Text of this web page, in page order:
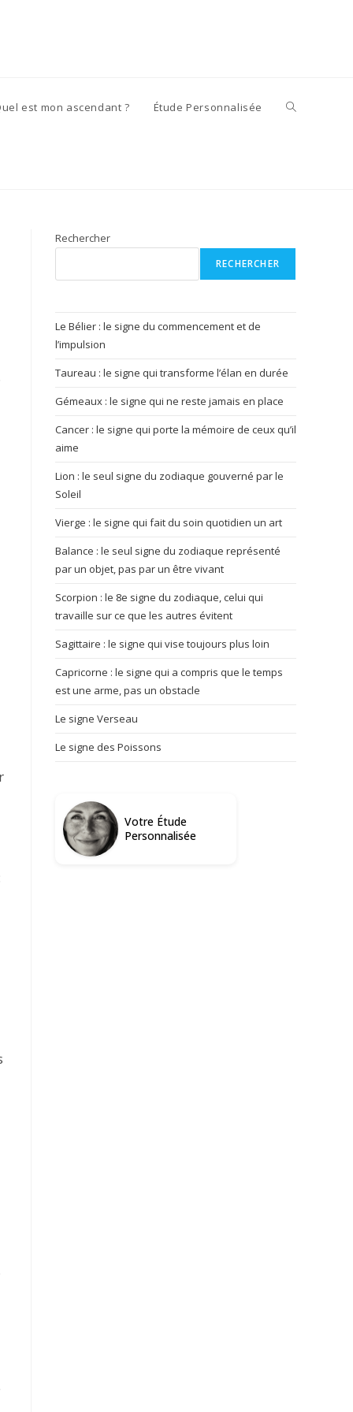
est mon ascendant ? Étude Personnalisée Toggle
Rechercher
RECHERCHER
Le Bélier : le signe du commencement et de
l’impulsion
Taureau : le signe qui transforme l’élan en durée
Gémeaux : le signe qui ne reste jamais en place
Cancer : le signe qui porte la mémoire de ceux qu’il
aime
Lion : le seul signe du zodiaque gouverné par le
Soleil
Vierge : le signe qui fait du soin quotidien un art
Balance : le seul signe du zodiaque représenté
par un objet, pas par un être vivant
Scorpion : le 8e signe du zodiaque, celui qui
travaille sur ce que les autres évitent
Sagittaire : le signe qui vise toujours plus loin
Capricorne : le signe qui a compris que le temps
est une arme, pas un obstacle
Le signe Verseau
Le signe des Poissons
Votre Étude
Personnalisée